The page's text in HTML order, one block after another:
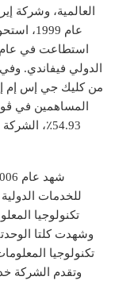
العالمية، وشركة
عام
المساهمين في
للخدمات
تكنولوجيا
وشهدت كلتا
تكنولوجيا